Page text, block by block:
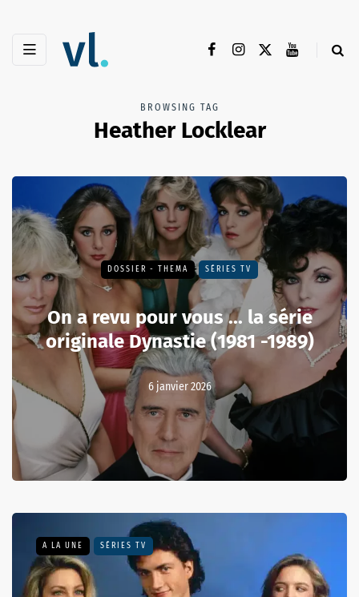
BROWSING TAG
Heather Locklear
DOSSIER - THEMA SÉRIES TV
On a revu pour vous ... la série
originale Dynastie (1981 -1989)
6 janvier 2026
A LA UNE SÉRIES TV